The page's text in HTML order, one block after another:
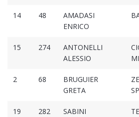
14 48
AMADASI
ENRICO
15 274
ANTONELLI
ALESSIO
2 68
BRUGUIER
GRETA
19 282
SABINI